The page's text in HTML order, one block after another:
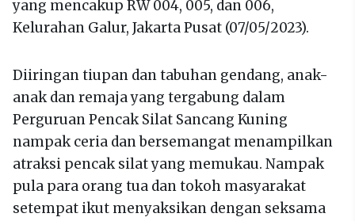
yang mencakup RW 004, 005, dan 006,
Kelurahan Galur, Jakarta Pusat (07/05/2023).
Diiringan tiupan dan tabuhan gendang, anak-
anak dan remaja yang tergabung dalam
Perguruan Pencak Silat Sancang Kuning
nampak ceria dan bersemangat menampilkan
atraksi pencak silat yang memukau. Nampak
pula para orang tua dan tokoh masyarakat
setempat ikut menyaksikan dengan seksama